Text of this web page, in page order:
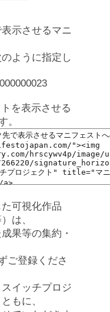
示させるマニ
ように指定し
を表示させる
。
可視化作品
は、
果等の集約・
ご登録くださ
イッチプロジ
もに、